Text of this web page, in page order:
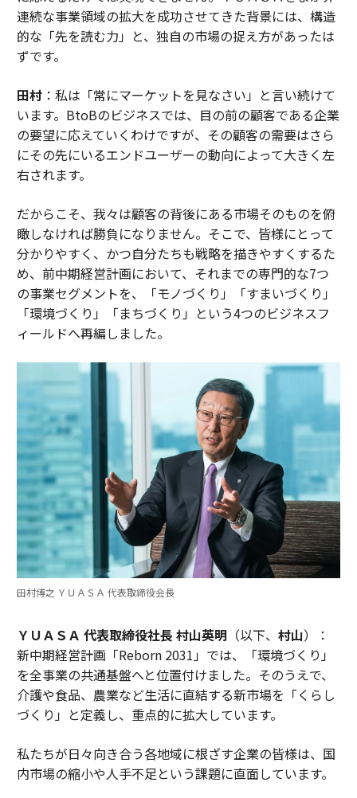
連続な事業領域の拡大を成功させてきた背景には、構造
的な「先を読む力」と、独自の市場の捉え方があったは
ずです。
田村：私は「常にマーケットを見なさい」と言い続けて
います。BtoBのビジネスでは、目の前の顧客である企業
の要望に応えていくわけですが、その顧客の需要はさら
にその先にいるエンドユーザーの動向によって大きく左
右されます。
だからこそ、我々は顧客の背後にある市場そのものを俯
瞰しなければ勝負になりません。そこで、皆様にとって
分かりやすく、かつ自分たちも戦略を描きやすくするた
め、前中期経営計画において、それまでの専門的な7つ
の事業セグメントを、「モノづくり」「すまいづくり」
「環境づくり」「まちづくり」という4つのビジネスフ
ィールドへ再編しました。
田村博之 ＹＵＡＳＡ 代表取締役会長
ＹＵＡＳＡ 代表取締役社長 村山英明（以下、 村山）：
新中期経営計画「Reborn 2031」では、「環境づくり」
を全事業の共通基盤へと位置付けました。そのうえで、
介護や食品、農業など生活に直結する新市場を「くらし
づくり」と定義し、重点的に拡大しています。
私たちが日々向き合う各地域に根ざす企業の皆様は、国
内市場の縮小や人手不足という課題に直面しています。